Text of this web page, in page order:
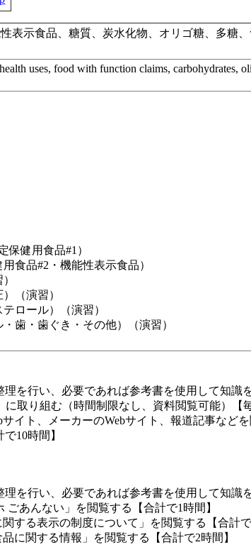
表示食品、糖質、炭水化物、オリゴ糖、多糖
uses, food with function claims, carbohydrates,
保健用食品#1）
食品#2・機能性表示食品）
（演習）
ロール）（演習）
歯・歯ぐき・その他）（演習）
を行い、必要であれば参考書を使用して知識
取り組む（時間制限なし、資料閲覧可能）【
イト、メーカーのWebサイト、報道記事など
10時間】
を行い、必要であれば参考書を使用して知識
あんない」を閲覧する【合計で1時間】
する表示の制度について」を閲覧する【合計で
に関する情報」を閲覧する【合計で2時間】